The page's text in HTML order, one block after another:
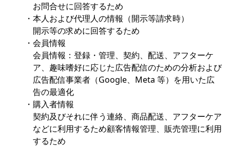
お問合せに回答するため
・本人および代理人の情報（開示等請求時）
開示等の求めに回答するため
・会員情報
会員情報：登録・管理、契約、配送、アフターケ
ア、趣味嗜好に応じた広告配信のための分析および
広告配信事業者（Google、Meta 等）を用いた広
告の最適化
・購入者情報
契約及びそれに伴う連絡、商品配送、アフターケア
などに利用するため顧客情報管理、販売管理に利用
するため